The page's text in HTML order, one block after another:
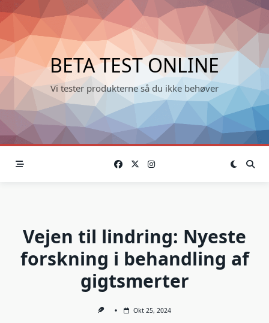
Skip
to
content
BETA TEST ONLINE
Vi tester produkterne så du ikke behøver
Vejen til lindring: Nyeste
forskning i behandling af
gigtsmerter
Okt 25, 2024